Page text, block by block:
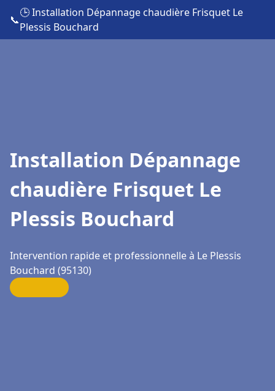
📞
🕒 Installation Dépannage chaudière Frisquet Le
Plessis Bouchard
Installation Dépannage
chaudière Frisquet Le
Plessis Bouchard
Intervention rapide et professionnelle à Le Plessis
Bouchard (95130)